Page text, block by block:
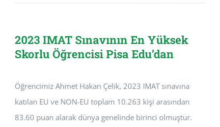
2023 IMAT Sınavının En Yüksek
Skorlu Öğrencisi Pisa Edu’dan
Öğrencimiz Ahmet Hakan Çelik, 2023 IMAT sınavına
katılan EU ve NON-EU toplam 10.263 kişi arasından
83.60 puan alarak dünya genelinde birinci olmuştur.